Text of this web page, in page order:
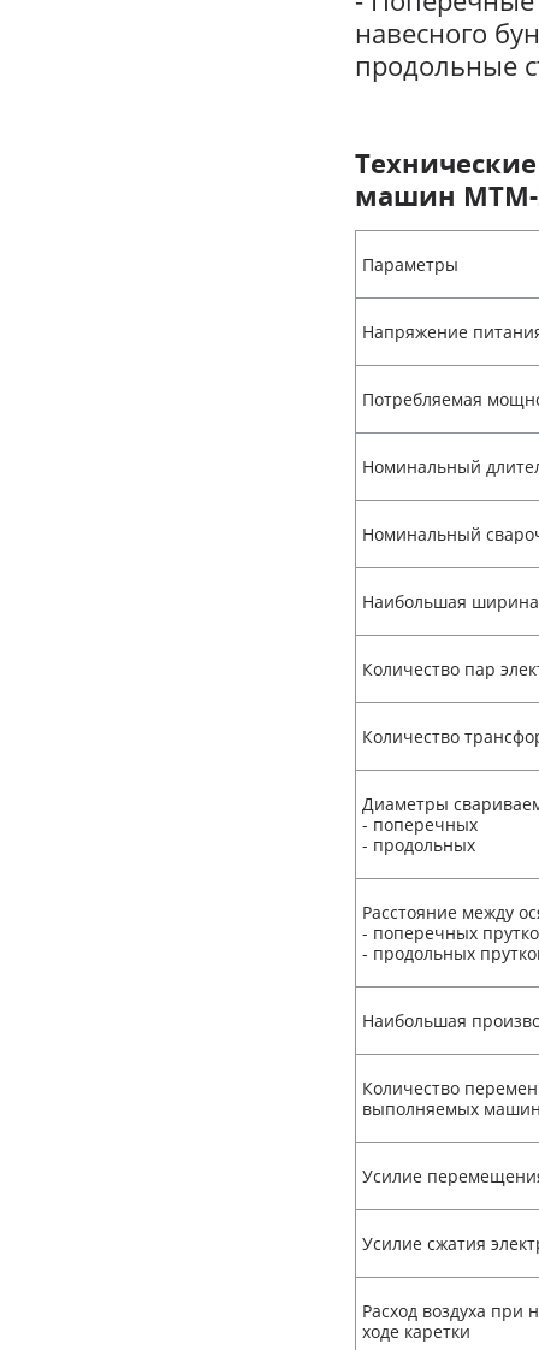
навесного
продольные
машин МТМ-
Параметры
Напряжение
Потребляемая
Номинальный
Номинальный
Наибольшая ширина
Количество пар
Количество
Диаметры
- поперечных
- продольных
Расстояние между
- поперечных
- продольных
Наибольшая
Количество
выполняемых
Усилие
Усилие сжатия
Расход воздуха
ходе каретки